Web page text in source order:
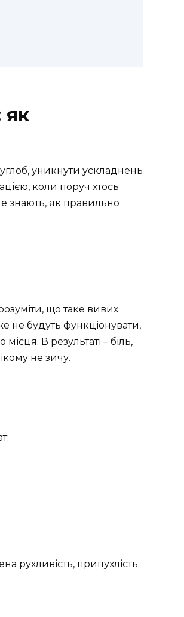
як
уникнути ускладнень
коли поруч хтось
знають, як правильно
що таке вивих.
не будуть функціонувати,
В результаті – біль,
не зичу.
рухливість, припухлість.